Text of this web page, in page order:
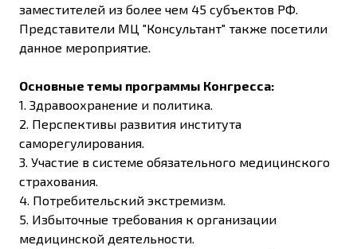
заместителей из более чем 45 субъектов РФ.
Представители МЦ "Консультант" также посетили
данное мероприятие.
Основные темы программы Конгресса:
1. Здравоохранение и политика.
2. Перспективы развития института
саморегулирования.
3. Участие в системе обязательного медицинского
страхования.
4. Потребительский экстремизм.
5. Избыточные требования к организации
медицинской деятельности.